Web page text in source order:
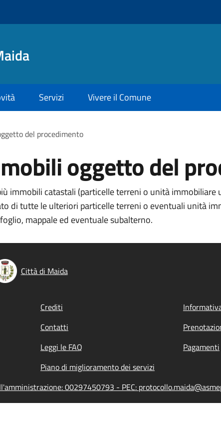
Servizi Vivere il Comune
del procedimento
oggetto del
immobili catastali (particelle terreni o unità
di tutte le ulteriori particelle terreni o eventuali unità
mappale ed eventuale subalterno.
Città di Maida
Crediti
Contatti
Leggi le FAQ Pagamenti
Piano di miglioramento dei servizi
00297450793 - PEC: